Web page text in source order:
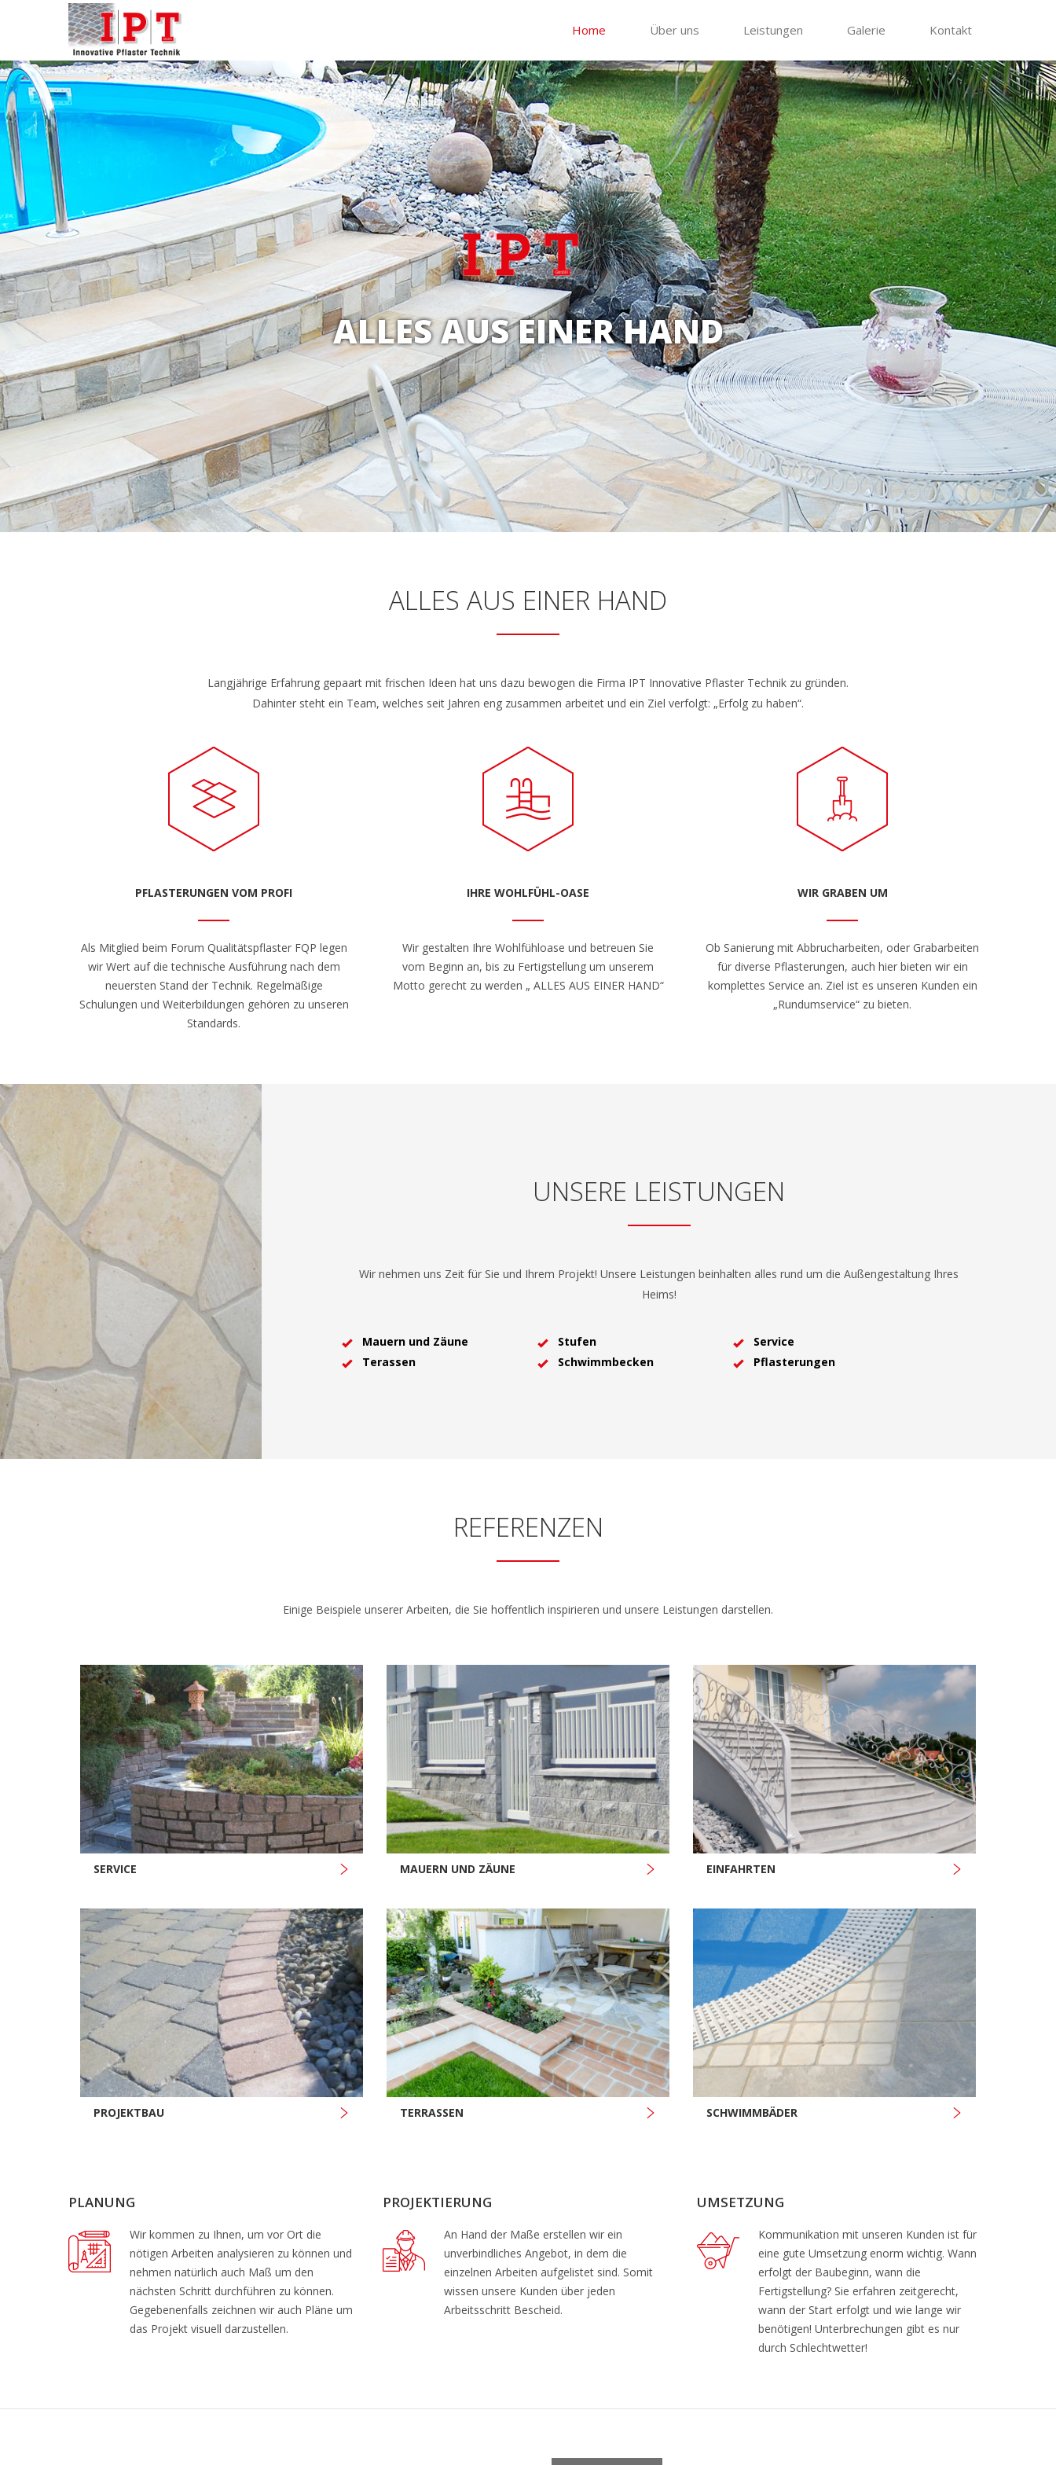
Home Über uns Leistungen Galerie Kontakt
ALLES AUS EINER HAND
ALLES AUS EINER HAND
Langjährige Erfahrung gepaart mit frischen Ideen hat uns dazu bewogen die Firma IPT Innovative Pflaster Technik zu gründen.
Dahinter steht ein Team, welches seit Jahren eng zusammen arbeitet und ein Ziel verfolgt: „Erfolg zu haben“.
PFLASTERUNGEN VOM PROFI
Als Mitglied beim Forum Qualitätspflaster FQP legen
wir Wert auf die technische Ausführung nach dem
neuersten Stand der Technik. Regelmäßige
Schulungen und Weiterbildungen gehören zu unseren
Standards.
IHRE WOHLFÜHL-OASE
Wir gestalten Ihre Wohlfühloase und betreuen Sie
vom Beginn an, bis zu Fertigstellung um unserem
Motto gerecht zu werden „ ALLES AUS EINER HAND“
WIR GRABEN UM
Ob Sanierung mit Abbrucharbeiten, oder Grabarbeiten
für diverse Pflasterungen, auch hier bieten wir ein
komplettes Service an. Ziel ist es unseren Kunden ein
„Rundumservice“ zu bieten.
UNSERE LEISTUNGEN
Wir nehmen uns Zeit für Sie und Ihrem Projekt! Unsere Leistungen beinhalten alles rund um die Außengestaltung Ihres
Heims!
Mauern und Zäune Stufen
Service
Terassen
Schwimmbecken Pflasterungen
REFERENZEN
Einige Beispiele unserer Arbeiten, die Sie hoffentlich inspirieren und unsere Leistungen darstellen.
SERVICE MAUERN UND ZÄUNE EINFAHRTEN
PROJEKTBAU TERRASSEN SCHWIMMBÄDER
PLANUNG
Wir kommen zu Ihnen, um vor Ort die
nötigen Arbeiten analysieren zu können und
nehmen natürlich auch Maß um den
nächsten Schritt durchführen zu können.
Gegebenenfalls zeichnen wir auch Pläne um
das Projekt visuell darzustellen.
PROJEKTIERUNG
An Hand der Maße erstellen wir ein
unverbindliches Angebot, in dem die
einzelnen Arbeiten aufgelistet sind. Somit
wissen unsere Kunden über jeden
Arbeitsschritt Bescheid.
UMSETZUNG
Kommunikation mit unseren Kunden ist für
eine gute Umsetzung enorm wichtig. Wann
erfolgt der Baubeginn, wann die
Fertigstellung? Sie erfahren zeitgerecht,
wann der Start erfolgt und wie lange wir
benötigen! Unterbrechungen gibt es nur
durch Schlechtwetter!